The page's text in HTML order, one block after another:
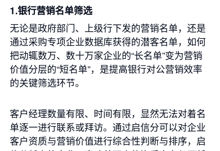
1.银行营销名单筛选
无论是政府部门、上级行下发的营销名单，还是
通过采购专项企业数据库获得的潜客名单，如何
把动辄数万、数十万家企业的“长名单”变为营销
价值分层的“短名单”，是提高银行对公营销效率
的关键筛选环节。
客户经理数量有限、时间有限，显然无法对着名
单逐一进行联系或拜访。通过启信分可以对企业
客户资质与营销价值进行综合性判断与排序，启